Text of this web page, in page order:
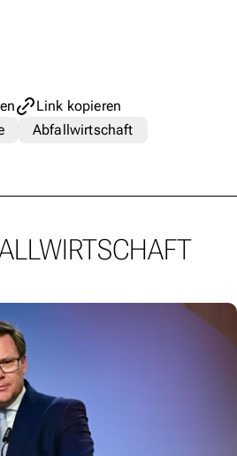
Link kopieren
Abfallwirtschaft